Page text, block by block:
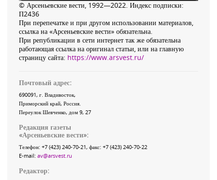
© Арсеньевские вести, 1992—2022. Индекс подписки:
П2436
При перепечатке и при другом использовании материалов,
ссылка на «Арсеньевские вести» обязательна.
При републикации в сети интернет так же обязательна
работающая ссылка на оригинал статьи, или на главную
страницу сайта: https://www.arsvest.ru/
Почтовый адрес:
690091, г. Владивосток,
Приморский край, Россия.
Переулок Шевченко, дом 9, 27
Редакция газеты
«Арсеньевские вести»:
Телефон: +7 (423) 240-70-21, факс: +7 (423) 240-70-22
E-mail: av@arsvest.ru
Редактор: